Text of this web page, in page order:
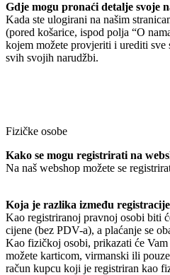
Gdje mogu pronaći detalje svoje
Kada ste ulogirani na našim
(pored košarice, ispod polja “O
kojem možete provjeriti i urediti sve
svih svojih narudžbi.
Fizičke osobe
Kako se mogu registrirati na
Na naš webshop možete se
Koja je razlika između
Kao registriranoj pravnoj osobi biti
cijene (bez PDV-a), a plaćanje se
Kao fizičkoj osobi, prikazati će
možete karticom, virmanski ili
račun kupcu koji je registriran kao